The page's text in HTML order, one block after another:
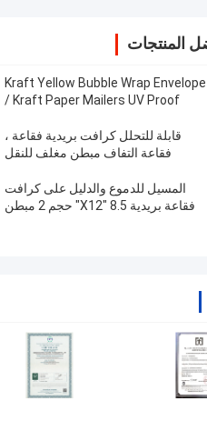
المنتجات
Kraft Yellow Bubble Wrap Envelope
/ Kraft Paper Mailers UV Proof
قابلة للتحلل كرافت بريدية فقاعة ،
فقاعة التفاف مبطن مغلف للنقل
المسيل للدموع والدليل على كرافت
فقاعة بريدية 8.5 "X12" حجم 2 مبطن